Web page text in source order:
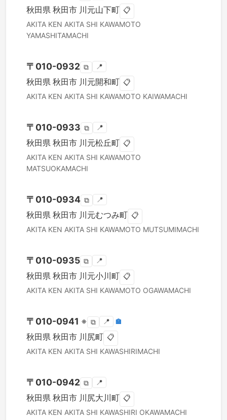
秋田県 秋田市 川元山下町 📋
AKITA KEN AKITA SHI KAWAMOTO
YAMASHITAMACHI
〒 010-0932 ⧉ 📍
秋田県 秋田市 川元開和町 📋
AKITA KEN AKITA SHI KAWAMOTO KAIWAMACHI
〒 010-0933 ⧉ 📍
秋田県 秋田市 川元松丘町 📋
AKITA KEN AKITA SHI KAWAMOTO
MATSUOKAMACHI
〒 010-0934 ⧉ 📍
秋田県 秋田市 川元むつみ町 📋
AKITA KEN AKITA SHI KAWAMOTO MUTSUMIMACHI
〒 010-0935 ⧉ 📍
秋田県 秋田市 川元小川町 📋
AKITA KEN AKITA SHI KAWAMOTO OGAWAMACHI
〒 010-0941 ※ ⧉ 📍 🏣
秋田県 秋田市 川尻町 📋
AKITA KEN AKITA SHI KAWASHIRIMACHI
〒 010-0942 ⧉ 📍
秋田県 秋田市 川尻大川町 📋
AKITA KEN AKITA SHI KAWASHIRI OKAWAMACHI